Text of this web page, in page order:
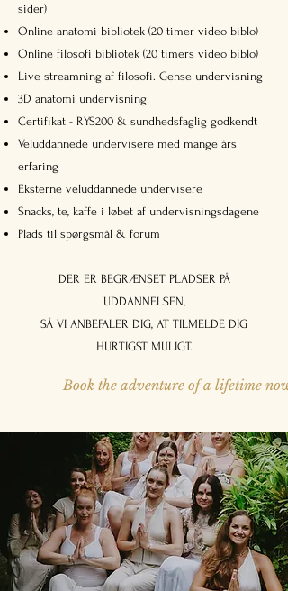
sider)
Online anatomi bibliotek (20 timer video biblo)
Online filosofi bibliotek (20 timers video biblo)
Live streamning af filosofi. Gense undervisning
3D anatomi undervisning
Certifikat - RYS200 & sundhedsfaglig godkendt
Veluddannede undervisere med mange års
erfaring
Eksterne veluddannede undervisere
Snacks, te, kaffe i løbet af undervisningsdagene
Plads til spørgsmål & forum
DER ER BEGRÆNSET PLADSER PÅ
UDDANNELSEN,
SÅ VI ANBEFALER DIG, AT TILMELDE DIG
HURTIGST MULIGT.
Book the adventure of a lifetime now